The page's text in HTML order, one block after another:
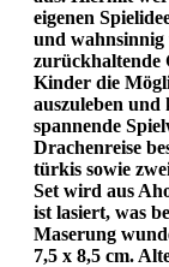
eigenen
und wahnsinnig
zurückhaltende
Kinder die
auszuleben und
spannende
Drachenreise
türkis sowie
Set wird aus
ist lasiert, was
Maserung
7,5 x 8,5 cm.